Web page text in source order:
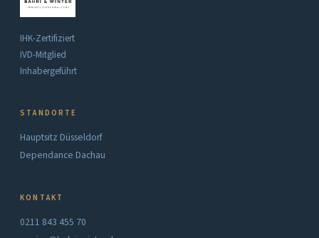
IHK-Zertifiziert
IVD-Mitglied
Inhabergeführt
STANDORTE
Hauptsitz Düsseldorf
Dependance Dachau
KONTAKT
0211 843 455 70